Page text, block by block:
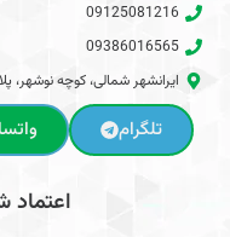
09125081216
09386016565
ایرانشهر شمالی، کوچه نوشهر، پلاک 30 طبقه 3
تلگرام